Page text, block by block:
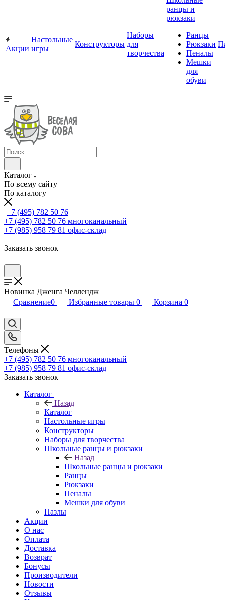
Акции
Настольные
игры
Конструкторы
Наборы
для
творчества
ранцы и
рюкзаки
Ранцы
Рюкзаки
Пеналы
Мешки
для
обуви
Каталог
По всему сайту
По каталогу
+7 (495) 782 50 76
+7 (495) 782 50 76 многоканальный
+7 (985) 958 79 81 офис-склад
Заказать звонок
Новинка Дженга Челлендж
Сравнение0 Избранные товары 0 Корзина 0
Телефоны
+7 (495) 782 50 76 многоканальный
+7 (985) 958 79 81 офис-склад
Заказать звонок
Каталог
Назад
Каталог
Настольные игры
Конструкторы
Наборы для творчества
Школьные ранцы и рюкзаки
Назад
Школьные ранцы и рюкзаки
Ранцы
Рюкзаки
Пеналы
Мешки для обуви
Пазлы
Акции
О нас
Оплата
Доставка
Возврат
Бонусы
Производители
Новости
Отзывы